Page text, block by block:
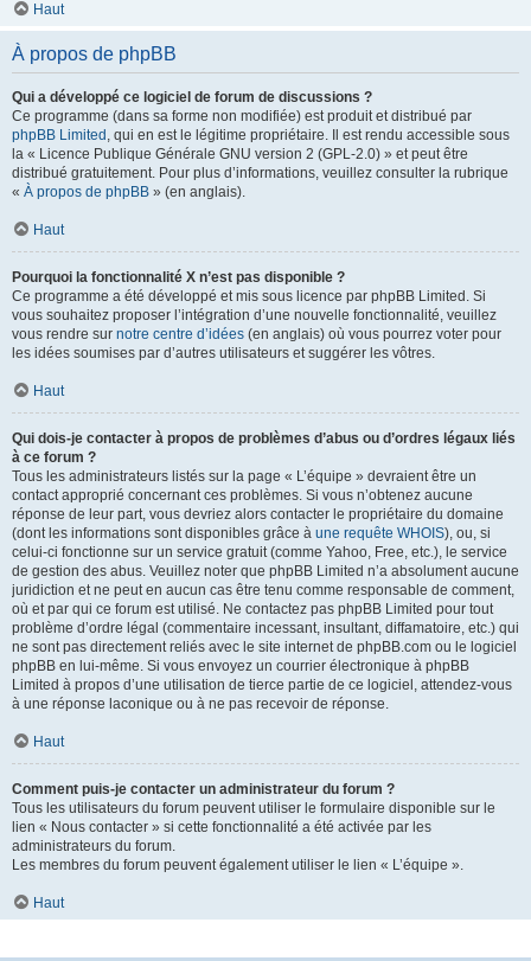
Haut
À propos de phpBB
Qui a développé ce logiciel de forum de discussions ?
Ce programme (dans sa forme non modifiée) est produit et distribué par
phpBB Limited , qui en est le légitime propriétaire. Il est rendu accessible sous
la « Licence Publique Générale GNU version 2 (GPL-2.0) » et peut être
distribué gratuitement. Pour plus d’informations, veuillez consulter la rubrique
« À propos de phpBB » (en anglais).
Haut
Pourquoi la fonctionnalité X n’est pas disponible ?
Ce programme a été développé et mis sous licence par phpBB Limited. Si
vous souhaitez proposer l’intégration d’une nouvelle fonctionnalité, veuillez
vous rendre sur notre centre d’idées (en anglais) où vous pourrez voter pour
les idées soumises par d’autres utilisateurs et suggérer les vôtres.
Haut
Qui dois-je contacter à propos de problèmes d’abus ou d’ordres légaux liés
à ce forum ?
Tous les administrateurs listés sur la page « L’équipe » devraient être un
contact approprié concernant ces problèmes. Si vous n’obtenez aucune
réponse de leur part, vous devriez alors contacter le propriétaire du domaine
(dont les informations sont disponibles grâce à une requête WHOIS), ou, si
celui-ci fonctionne sur un service gratuit (comme Yahoo, Free, etc.), le service
de gestion des abus. Veuillez noter que phpBB Limited n’a absolument aucune
juridiction et ne peut en aucun cas être tenu comme responsable de comment,
où et par qui ce forum est utilisé. Ne contactez pas phpBB Limited pour tout
problème d’ordre légal (commentaire incessant, insultant, diffamatoire, etc.) qui
ne sont pas directement reliés avec le site internet de phpBB.com ou le logiciel
phpBB en lui-même. Si vous envoyez un courrier électronique à phpBB
Limited à propos d’une utilisation de tierce partie de ce logiciel, attendez-vous
à une réponse laconique ou à ne pas recevoir de réponse.
Haut
Comment puis-je contacter un administrateur du forum ?
Tous les utilisateurs du forum peuvent utiliser le formulaire disponible sur le
lien « Nous contacter » si cette fonctionnalité a été activée par les
administrateurs du forum.
Les membres du forum peuvent également utiliser le lien « L’équipe ».
Haut